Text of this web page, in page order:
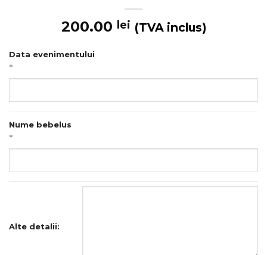
200.00 lei (TVA inclus)
Data evenimentului
*
Nume bebelus
*
Alte detalii: